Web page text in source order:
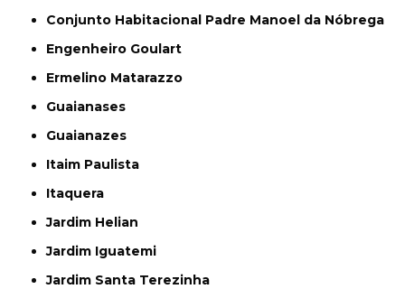
Conjunto Habitacional Padre Manoel da Nóbrega
Engenheiro Goulart
Ermelino Matarazzo
Guaianases
Guaianazes
Itaim Paulista
Itaquera
Jardim Helian
Jardim Iguatemi
Jardim Santa Terezinha